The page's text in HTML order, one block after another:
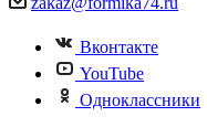
Вконтакте
YouTube
Одноклассники